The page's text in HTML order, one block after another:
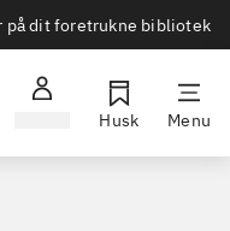
på dit foretrukne bibliotek
Husk Menu